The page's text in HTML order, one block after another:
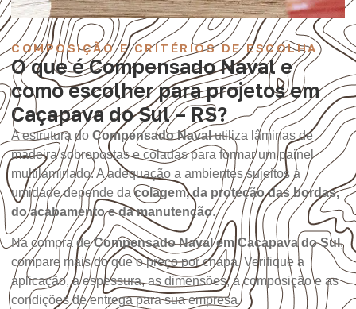
COMPOSIÇÃO E CRITÉRIOS DE ESCOLHA
O que é Compensado Naval e
como escolher para projetos em
Caçapava do Sul – RS?
A estrutura do Compensado Navalutiliza lâminas de
madeira sobrepostas e coladas para formar um painel
multilaminado. A adequação a ambientes sujeitos à
umidade depende dacolagem, da proteção das bordas,
do acabamento e da manutenção.
Na compra deCompensado Naval em Caçapava do Sul,
compare mais do que o preço por chapa. Verifique a
aplicação, a espessura, as dimensões, a composição e as
condições de entrega para sua empresa.